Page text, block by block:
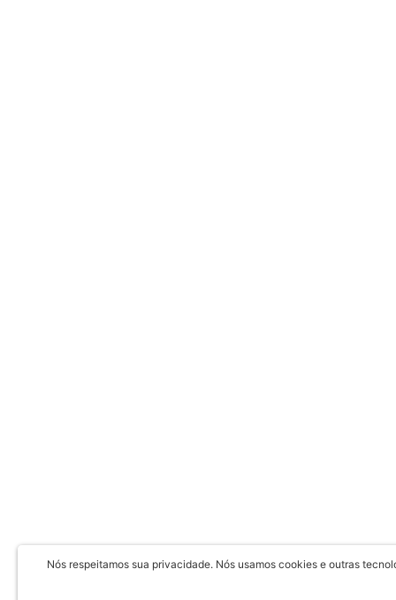
Nós respeitamos sua privacidade. Nós usamos cookies e outras